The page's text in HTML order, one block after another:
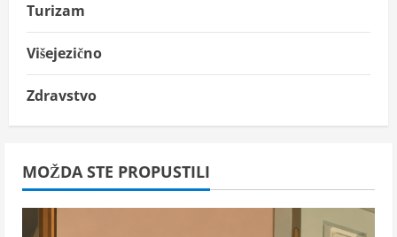
Turizam
Višejezično
Zdravstvo
MOŽDA STE PROPUSTILI